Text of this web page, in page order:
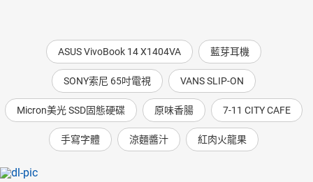
ASUS VivoBook 14 X1404VA 藍芽耳機
SONY索尼 65吋電視 VANS SLIP-ON
Micron美光 SSD固態硬碟 原味香腸 7-11 CITY CAFE
手寫字體 涼麵醬汁 紅肉火龍果